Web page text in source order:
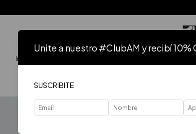
Inicio
Unite a nuestro #ClubAM y recibí 10%
SUSCRIBITE